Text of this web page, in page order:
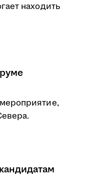
находить